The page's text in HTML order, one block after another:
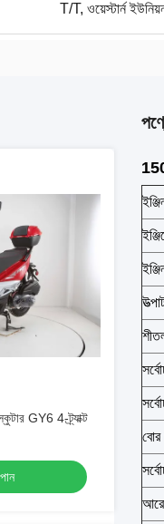
T/T, ওয়েস্টার্ন
GY6 4-ট্র্যাক্ট